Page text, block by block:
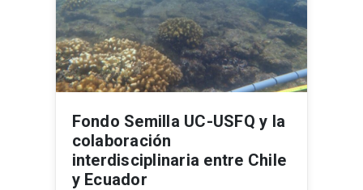
Fondo Semilla UC-USFQ y la
colaboración
interdisciplinaria entre Chile
y Ecuador